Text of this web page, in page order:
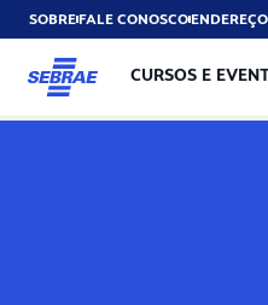
SOBREFALE CONOSCO
CURSOS E